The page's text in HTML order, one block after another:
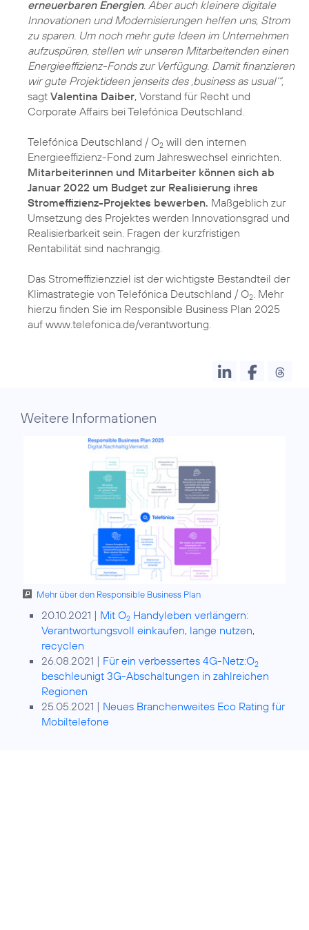
erneuerbaren Energien. Aber auch kleinere digitale
Innovationen und Modernisierungen helfen uns, Strom
zu sparen. Um noch mehr gute Ideen im Unternehmen
aufzuspüren, stellen wir unseren Mitarbeitenden einen
Energieeffizienz-Fonds zur Verfügung. Damit finanzieren
wir gute Projektideen jenseits des ‚business as usual‘“,
sagt Valentina Daiber, Vorstand für Recht und
Corporate Affairs bei Telefónica Deutschland.
Telefónica Deutschland / O2 will den internen
Energieeffizienz-Fond zum Jahreswechsel einrichten.
Mitarbeiterinnen und Mitarbeiter können sich ab
Januar 2022 um Budget zur Realisierung ihres
Stromeffizienz-Projektes bewerben. Maßgeblich zur
Umsetzung des Projektes werden Innovationsgrad und
Realisierbarkeit sein. Fragen der kurzfristigen
Rentabilität sind nachrangig.
Das Stromeffizienzziel ist der wichtigste Bestandteil der
Klimastrategie von Telefónica Deutschland / O2 . Mehr
hierzu finden Sie im Responsible Business Plan 2025
auf www.telefonica.de/verantwortung
Weitere Informationen
Mehr über den Responsible Business Plan
20.10.2021 | Mit O2 Handyleben verlängern:
Verantwortungsvoll einkaufen, lange nutzen,
recyclen
26.08.2021 | Für ein verbessertes 4G-Netz:O2
beschleunigt 3G-Abschaltungen in zahlreichen
Regionen
25.05.2021 | Neues Branchenweites Eco Rating für
Mobiltelefone